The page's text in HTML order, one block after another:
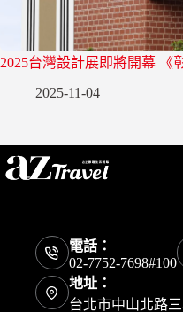
2025台灣設計展即將開幕 《
2025-11-04
電話：
02-7752-7698#100
地址：
台北市中山北路